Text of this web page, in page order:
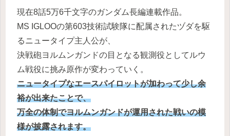
現在8話5万6千文字のガンダム長編連載作品。
MS IGLOOの第603技術試験隊に配属されたヅダを駆
るニュータイプ主人公が、
決戦砲ヨルムンガンドの目となる観測役としてルウ
ム戦役に挑み原作が変わっていく。
ニュータイプなエースパイロットが加わって少し余
裕が出来たことで、
万全の体制でヨルムンガンドが運用された戦いの模
様が披露されます。